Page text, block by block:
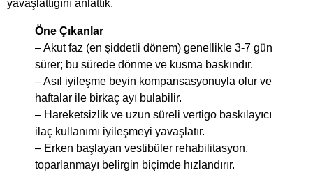
yavaşlattığını anlattık.
Öne Çıkanlar
– Akut faz (en şiddetli dönem) genellikle 3-7 gün
sürer; bu sürede dönme ve kusma baskındır.
– Asıl iyileşme beyin kompansasyonuyla olur ve
haftalar ile birkaç ayı bulabilir.
– Hareketsizlik ve uzun süreli vertigo baskılayıcı
ilaç kullanımı iyileşmeyi yavaşlatır.
– Erken başlayan vestibüler rehabilitasyon,
toparlanmayı belirgin biçimde hızlandırır.